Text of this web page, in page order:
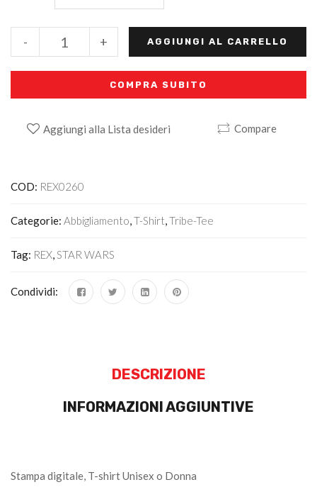
+
- AGGIUNGI AL CARRELLO
COMPRA SUBITO
Aggiungi alla Lista desideri Compare
COD: REX0260
Categorie: Abbigliamento,T-Shirt,Tribe-Tee
Tag: REX,STAR WARS
Condividi:
DESCRIZIONE
INFORMAZIONI AGGIUNTIVE
Stampa digitale, T-shirt Unisex o Donna